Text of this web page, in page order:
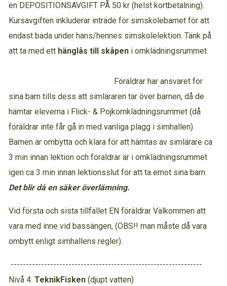
en DEPOSITIONSAVGIFT PÅ 50 kr (helst kortbetalning).
Kursavgiften inkluderar inträde för simskolebarnet för att
endast bada under hans/hennes simskolelektion. Tänk på
att ta med ett hänglås till skåpen i omklädningsrummet.
Föräldrar har ansvaret för
sina barn tills dess att simläraren tar över barnen, då de
hämtar eleverna i Flick- & Pojkomklädningsrummet (då
föräldrar inte får gå in med vanliga plagg i simhallen).
Barnen är ombytta och klara för att hämtas av simlärare ca
3 min innan lektion och föräldrar är i omklädningsrummet
igen ca 3 min innan lektionsslut för att ta emot sina barn.
Det blir då en säker överlämning.
Vid första och sista tillfället EN föräldrar Välkommen att
vara med inne vid bassängen, (OBS!! man måste då vara
ombytt enligt simhallens regler).
---------------------------------------------------------------
Nivå 4: TeknikFisken (djupt vatten)